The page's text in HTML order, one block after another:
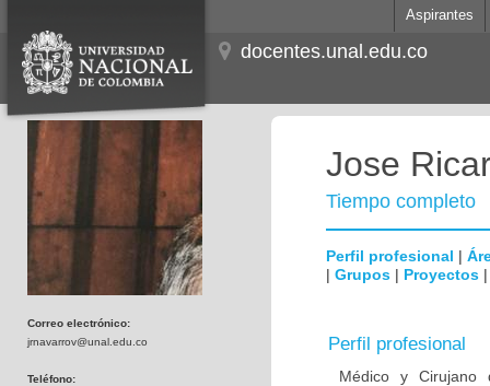
Aspirantes
docentes.unal.edu.co
Correo electrónico:
jrnavarrov@unal.edu.co
Teléfono:
Jose
Tiempo completo
Perfil profesional |
| Grupos | Proyectos
Perfil profesional
Médico y Cirujano